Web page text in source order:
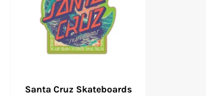
Santa Cruz Skateboards